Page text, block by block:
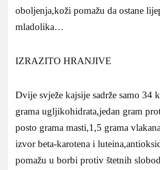
oboljenja,koži pomažu da ostane
mladolika…
IZRAZITO HRANJIVE
Dvije svježe kajsije sadrže samo 34
grama ugljikohidrata,jedan gram
posto grama masti,1,5 grama
izvor beta-karotena i
pomažu u borbi protiv štetnih